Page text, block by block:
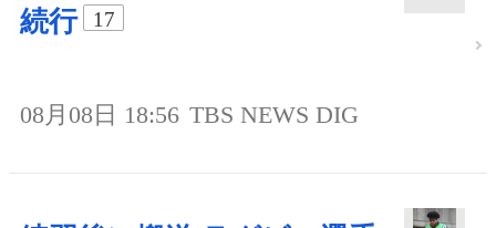
続行
17
08月08日 18:56 TBS NEWS DIG